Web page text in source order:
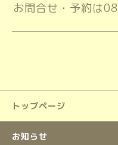
お問合せ・予約は
トップページ
お知らせ